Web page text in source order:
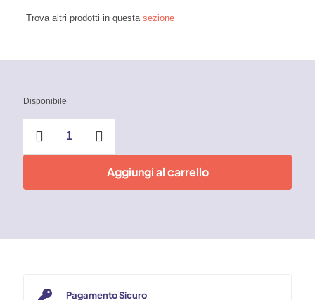
Trova altri prodotti in questa sezione
Disponibile
20g
Aggiungi al carrello
Pagamento Sicuro